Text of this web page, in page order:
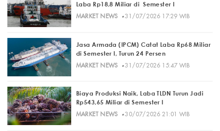
Laba Rp18,8 Miliar di Semester I
MARKET NEWS· 31/07/2026 17:29 WIB
Jasa Armada (IPCM) Catat Laba Rp68 Miliar
di Semester I, Turun 24 Persen
MARKET NEWS· 31/07/2026 15:47 WIB
Biaya Produksi Naik, Laba TLDN Turun Jadi
Rp543,65 Miliar di Semester I
MARKET NEWS· 30/07/2026 21:01 WIB